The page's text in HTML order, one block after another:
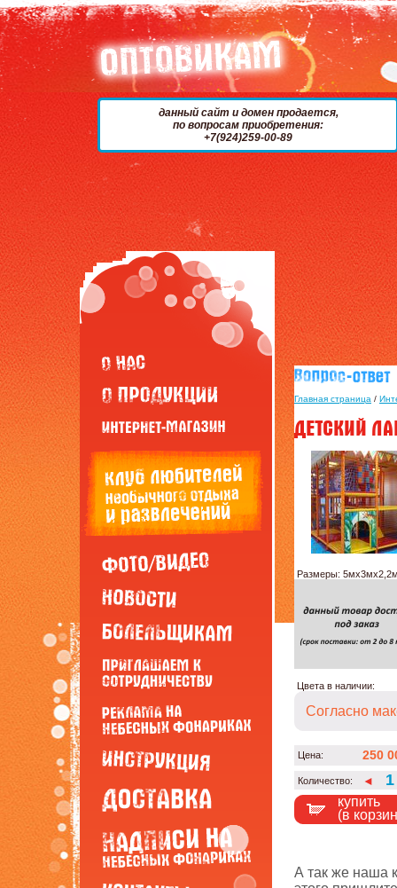
данный сайт и домен продается,
по вопросам приобретения:
+7(924)259-00-89
Главная страница /
Размеры:
Цвета в наличии:
Согласно
Цена: 250
Количество: ◄
купить
(в
А так же наша